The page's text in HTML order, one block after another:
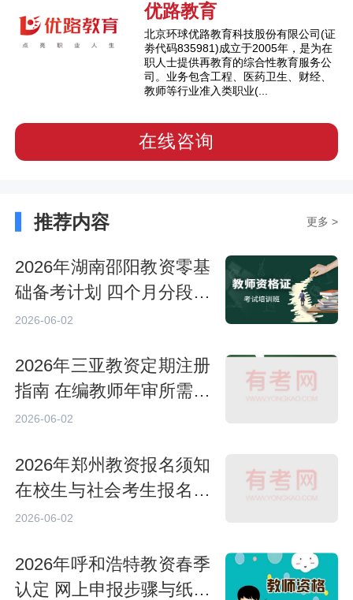
优路教育
北京环球优路教育科技股份有限公司(证
劵代码835981)成立于2005年，是为在
职人士提供再教育的综合性教育服务公
司。业务包含工程、医药卫生、财经、
教师等行业准入类职业(...
在线咨询
推荐内容 更多 >
2026年湖南邵阳教资零基
础备考计划 四个月分段学
习作息表
2026-06-02
2026年三亚教资定期注册
指南 在编教师年审所需申
报材料
2026-06-02
2026年郑州教资报名须知
在校生与社会考生报名资
质区分
2026-06-02
2026年呼和浩特教资春季
认定 网上申报步骤与纸质